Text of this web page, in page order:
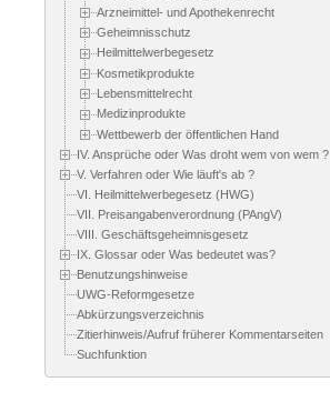
Arzneimittel- und Apothekenrecht
Geheimnisschutz
Heilmittelwerbegesetz
Kosmetikprodukte
Lebensmittelrecht
Medizinprodukte
Wettbewerb der öffentlichen Hand
IV. Ansprüche oder Was droht wem von wem ?
V. Verfahren oder Wie läuft's ab ?
VI. Heilmittelwerbegesetz (HWG)
VII. Preisangabenverordnung (PAngV)
VIII. Geschäftsgeheimnisgesetz
IX. Glossar oder Was bedeutet was?
Benutzungshinweise
UWG-Reformgesetze
Abkürzungsverzeichnis
Zitierhinweis/Aufruf früherer Kommentarseiten
Suchfunktion